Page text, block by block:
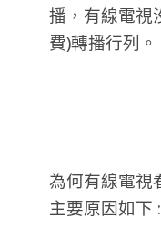
播，有線電視
費)轉播行列。
為何有線電視
主要原因如下 :